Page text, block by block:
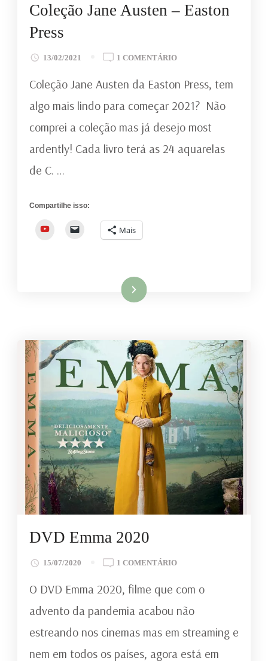
Coleção Jane Austen – Easton
Press
13/02/2021 1 COMENTÁRIOEM
JANE
–
EASTON
Coleção Jane Austen da Easton Press, tem
algo mais lindo para começar 2021? Não
comprei a coleção mas já desejo most
ardently! Cada livro terá as 24 aquarelas
de C. …
Compartilhe isso:
YouTube Mais
Ler mais
DVD Emma 2020
15/07/2020 1 COMENTÁRIOEM
EMMA
O DVD Emma 2020, filme que com o
advento da pandemia acabou não
estreando nos cinemas mas em streaming e
nem em todos os países, agora está em